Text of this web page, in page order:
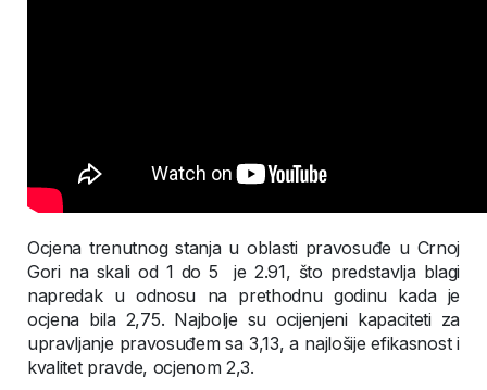
Ocjena trenutnog stanja u oblasti pravosuđe u Crnoj
Gori na skali od 1 do 5 je 2.91, što predstavlja blagi
napredak u odnosu na prethodnu godinu kada je
ocjena bila 2,75. Najbolje su ocijenjeni kapaciteti za
upravljanje pravosuđem sa 3,13, a najlošije efikasnost i
kvalitet pravde, ocjenom 2,3.